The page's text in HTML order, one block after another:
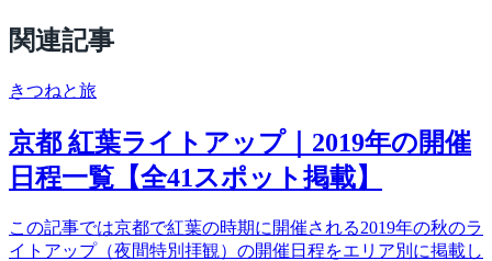
関連記事
きつねと旅
京都 紅葉ライトアップ｜2019年の開催
日程一覧【全41スポット掲載】
この記事では京都で紅葉の時期に開催される2019年の秋のラ
イトアップ（夜間特別拝観）の開催日程をエリア別に掲載し